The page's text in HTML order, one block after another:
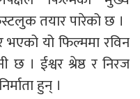
तयार पारेको छ ।
भएको यो फिल्ममा रविन
। ईश्वर श्रेष्ठ र निरज
हुन् ।